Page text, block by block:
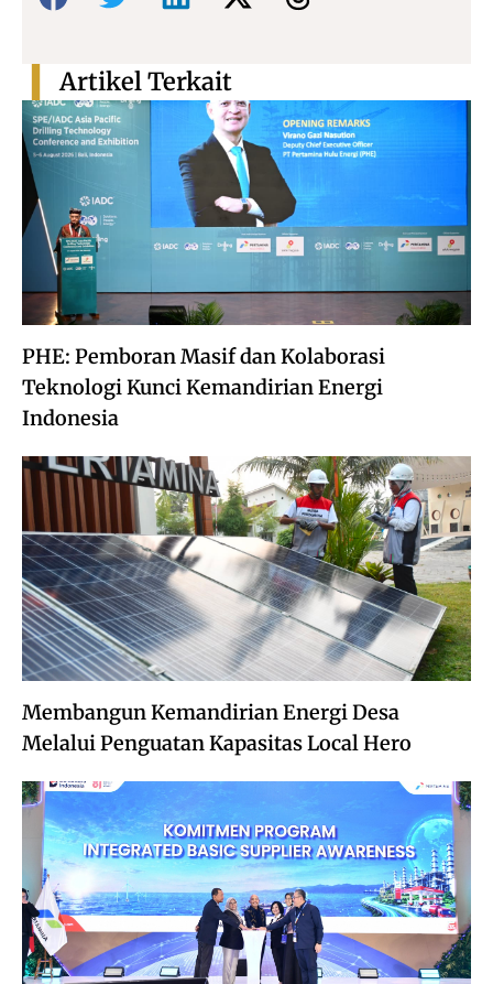
PHE: Pemboran Masif dan Kolaborasi
Teknologi Kunci Kemandirian Energi
Indonesia
Membangun Kemandirian Energi Desa
Melalui Penguatan Kapasitas Local Hero
Artikel Terkait